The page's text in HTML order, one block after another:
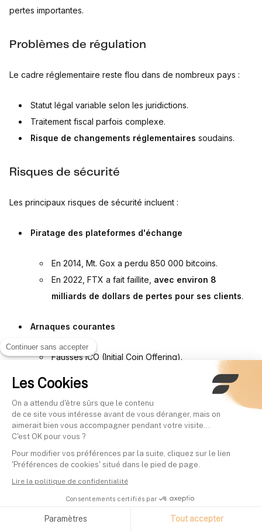
Continuer sans accepter
Les Cookies
On a attendu d'être sûrs que le contenu
de ce site vous intéresse avant de vous déranger, mais on
aimerait bien vous accompagner pendant votre visite...
C'est OK pour vous ?
Pour modifier vos préférences par la suite, cliquez sur le lien
'Préférences de cookies' situé dans le pied de page.
Lire la politique de confidentialité
Consentements certifiés par
Paramètres Tout accepter
pertes importantes.
Problèmes de régulation
Le cadre réglementaire reste flou dans de nombreux pays :
Statut légal variable selon les juridictions.
Traitement fiscal parfois complexe.
Risque de changements réglementaires soudains.
Risques de sécurité
Les principaux risques de sécurité incluent :
Piratage des plateformes d'échange
En 2014, Mt. Gox a perdu 850 000 bitcoins.
En 2022, FTX a fait faillite, avec environ 8
milliards de dollars de pertes pour ses clients.
Arnaques courantes
Fausses ICO (Initial Coin Offering).
Manipulation des prix (
La crypto,
enfin régulée
Finary est agréé par l'AMF sous le régime MiCA
cryptos sur une plateforme régulée, avec vos